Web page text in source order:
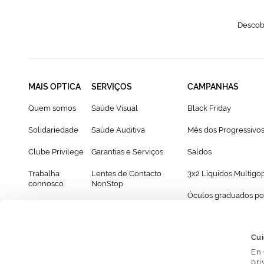
En
MAIS OPTICA
Quem somos
Solidariedade
Clube Privilege
Trabalha
connosco
SERVIÇOS
Saúde Visual
Saúde Auditiva
Garantias e Serviços
Lentes de Contacto
NonStop
CAMPANHAS
Black Friday
Mês dos Progressivos
Saldos
3x2 Líquidos
Óculos graduados